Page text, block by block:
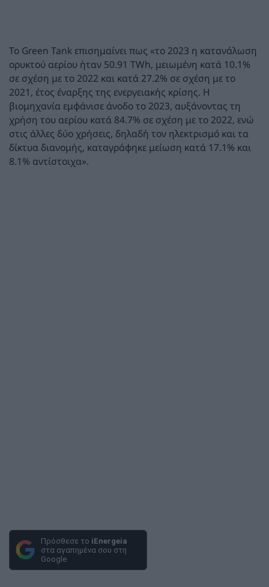
Το Green Tank επισημαίνει πως «το 2023 η κατανάλωση
ορυκτού αερίου ήταν 50.91 ΤWh, μειωμένη κατά 10.1%
σε σχέση με το 2022 και κατά 27.2% σε σχέση με το
2021, έτος έναρξης της ενεργειακής κρίσης. Η
βιομηχανία εμφάνισε άνοδο το 2023, αυξάνοντας τη
χρήση του αερίου κατά 84.7% σε σχέση με το 2022, ενώ
στις άλλες δύο χρήσεις, δηλαδή τον ηλεκτρισμό και τα
δίκτυα διανομής, καταγράφηκε μείωση κατά 17.1% και
8.1% αντίστοιχα».
Πρόσθεσε το iEnergeia
στα αγαπημένα σου στη
Google